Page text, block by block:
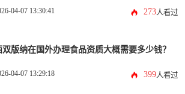
04-07 13:30:41 273人看过
双版纳在国外办理食品资质大概需要多少钱？
04-07 13:29:18 399人看过